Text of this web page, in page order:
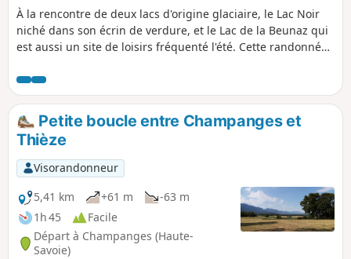
À la rencontre de deux lacs d'origine glaciaire, le Lac Noir
niché dans son écrin de verdure, et le Lac de la Beunaz qui
est aussi un site de loisirs fréquenté l'été. Cette randonnée
des petites routes très peu passantes. Elle offre de
superbes panoramas, au Nord sur le Lac Léman et au Sud
sur les sommets avoisinants.
Petite boucle entre Champanges et
Thièze
Visorandonneur
5,41 km
+61 m
-63 m
1h 45
Facile
Départ à Champanges (Haute-
Savoie)